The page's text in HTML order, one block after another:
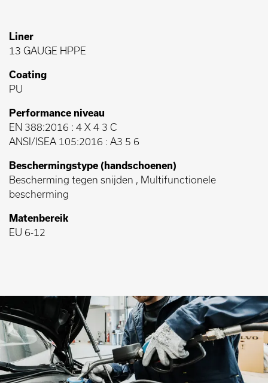
Liner
13 GAUGE HPPE
Coating
PU
Performance niveau
EN 388:2016 : 4 X 4 3 C
ANSI/ISEA 105:2016 : A3 5 6
Beschermingstype (handschoenen)
Bescherming tegen snijden , Multifunctionele
bescherming
Matenbereik
EU 6-12